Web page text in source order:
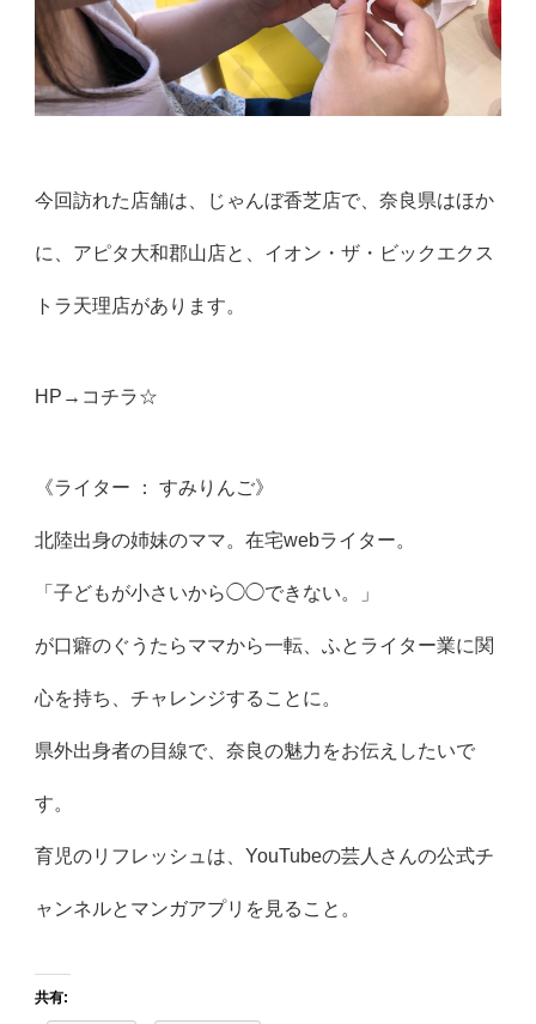
今回訪れた店舗は、じゃんぼ香芝店で、奈良県はほか
に、アピタ大和郡山店と、イオン・ザ・ビックエクス
トラ天理店があります。
HP→ コチラ☆
《ライター ： すみりんご》
北陸出身の姉妹のママ。在宅webライター。
「子どもが小さいから◯◯できない。」
が口癖のぐうたらママから一転、ふとライター業に関
心を持ち、チャレンジすることに。
県外出身者の目線で、奈良の魅力をお伝えしたいで
す。
育児のリフレッシュは、YouTubeの芸人さんの公式チ
ャンネルとマンガアプリを見ること。
共有: